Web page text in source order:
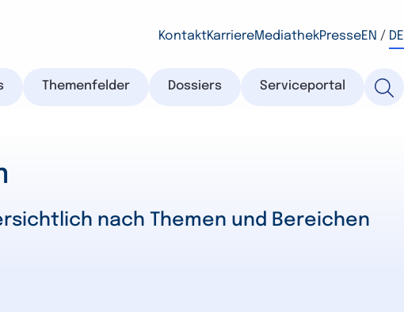
KontaktKarriereMediathekPresseEN / DE
Themenfelder Dossiers Serviceportal
nach Themen und Bereichen